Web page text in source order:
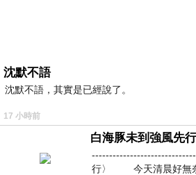
沈默不語
沈默不語，其實是已經說了。
17 小時前
白海豚未到強風先行
行〉 今天清晨好無奈